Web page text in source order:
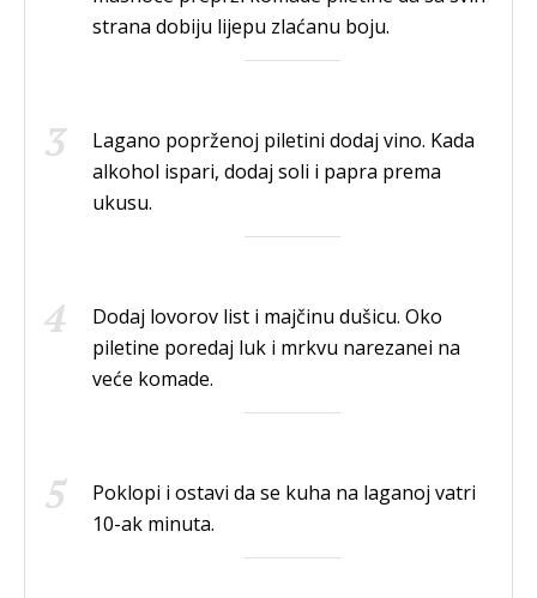
strana dobiju lijepu zlaćanu boju.
Lagano poprženoj piletini dodaj vino. Kada
alkohol ispari, dodaj soli i papra prema
ukusu.
Dodaj lovorov list i majčinu dušicu. Oko
piletine poredaj luk i mrkvu narezanei na
veće komade.
Poklopi i ostavi da se kuha na laganoj vatri
10-ak minuta.